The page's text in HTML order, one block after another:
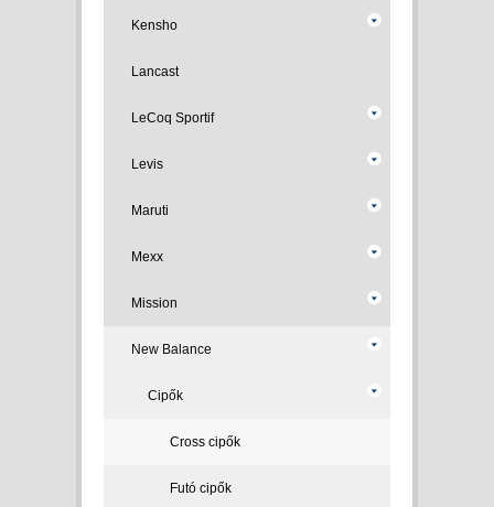
Kensho
Lancast
LeCoq Sportif
Levis
Maruti
Mexx
Mission
New Balance
Cipők
Cross cipők
Futó cipők